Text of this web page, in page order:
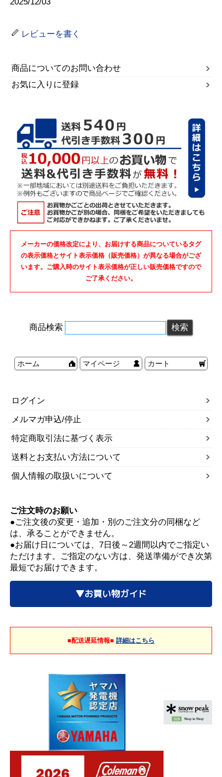
レビューを書く
商品についてのお問い合わせ
お気に入りに登録
メーカーの価格改定により、お届けする商品についているタグ
の表示価格とサイト表示価格（販売価格）が異なる場合がござ
います。ご購入時のサイト表示価格が正しい販売価格ですので
ご了承ください。
商品検索
ホーム マイページ カート
ログイン
メルマガ申込/停止
特定商取引法に基づく表示
送料とお支払い方法について
個人情報の取扱いについて
ご注文時のお願い
●ご注文後の変更・追加・別のご注文分の同梱など
は、承ることができません。
●お届け日については、7日後～2週間以内でご指定い
ただけます。ご指定のない方は、発送準備ができ次第
最短でお届けできます。
▼お買い物ガイド
■配送遅延情報■ 詳細はこちら